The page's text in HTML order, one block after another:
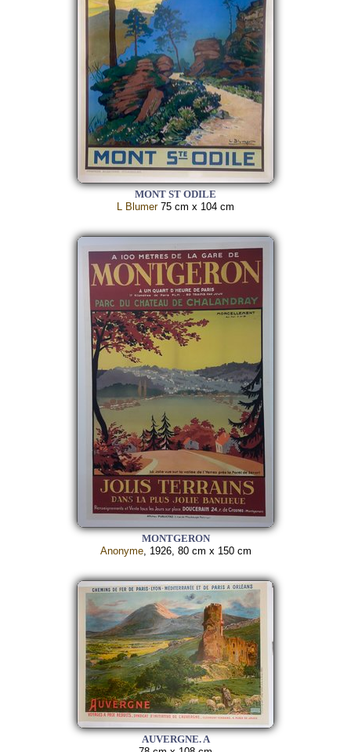
MONT ST ODILE
L Blumer75 cm x 104 cm
MONTGERON
Anonyme, 1926, 80 cm x 150 cm
AUVERGNE. A